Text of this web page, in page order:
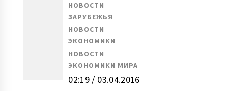
НОВОСТИ
ЗАРУБЕЖЬЯ
НОВОСТИ
ЭКОНОМИКИ
НОВОСТИ
ЭКОНОМИКИ МИРА
02:19 / 03.04.2016